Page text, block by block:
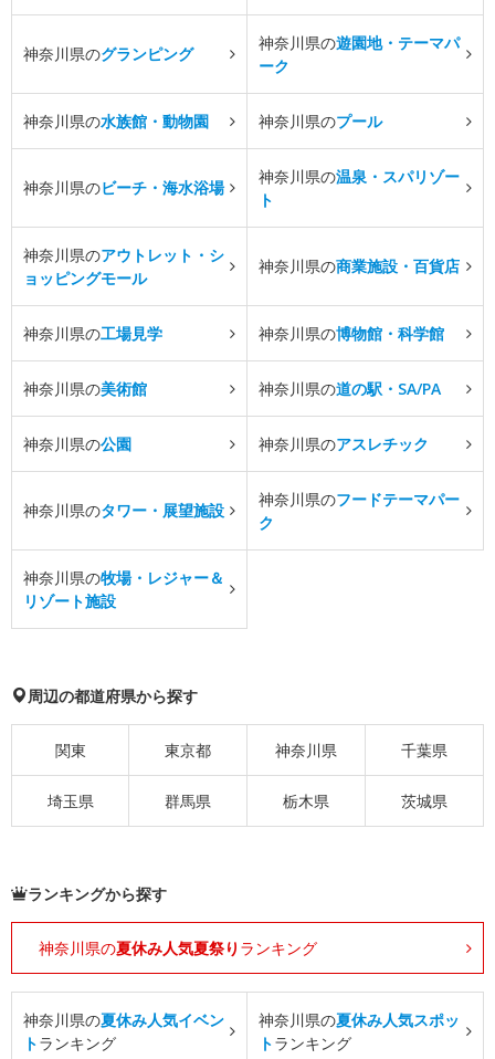
神奈川県のグランピング
神奈川県の遊園地・テーマパ
ーク
神奈川県の水族館・動物園 神奈川県のプール
神奈川県のビーチ・海水浴場
神奈川県の温泉・スパリゾー
ト
神奈川県のアウトレット・シ
ョッピングモール
神奈川県の商業施設・百貨店
神奈川県の工場見学 神奈川県の博物館・科学館
神奈川県の美術館 神奈川県の道の駅・SA/PA
神奈川県の公園 神奈川県のアスレチック
神奈川県のタワー・展望施設
神奈川県のフードテーマパー
ク
神奈川県の牧場・レジャー＆
リゾート施設
周辺の都道府県から探す
関東 東京都 神奈川県 千葉県
埼玉県 群馬県 栃木県 茨城県
ランキングから探す
神奈川県の夏休み人気夏祭り ランキング
神奈川県の夏休み人気イベン
トランキング
神奈川県の夏休み人気スポッ
トランキング